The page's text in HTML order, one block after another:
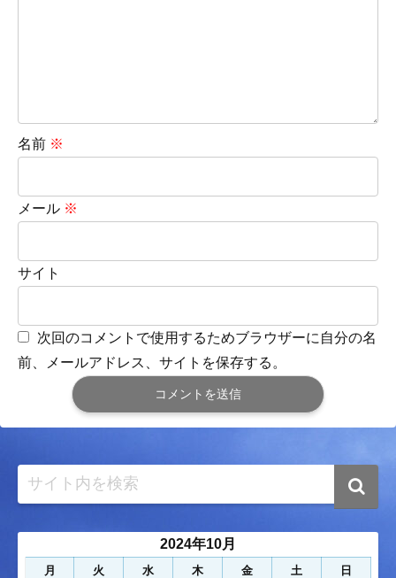
名前 ※
メール ※
サイト
次回のコメントで使用するためブラウザーに自分の名
前、メールアドレス、サイトを保存する。
2024年10月
月 火 水 木 金 土
日